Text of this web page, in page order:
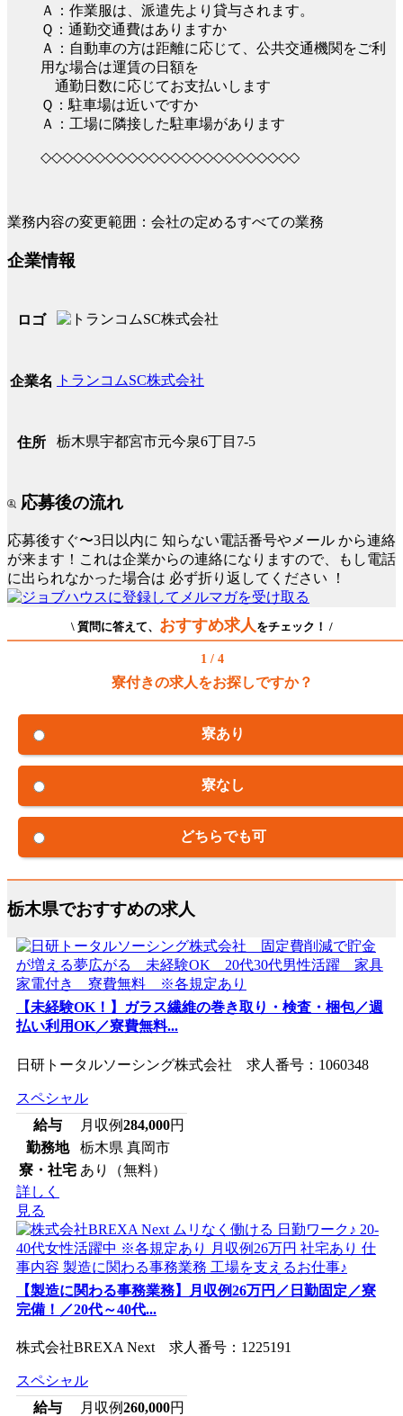
Ａ：作業服は、派遣先より貸与されます。
Ｑ：通勤交通費はありますか
Ａ：自動車の方は距離に応じて、公共交通機関をご利
用な場合は運賃の日額を
通勤日数に応じてお支払いします
Ｑ：駐車場は近いですか
Ａ：工場に隣接した駐車場があります
◇◇◇◇◇◇◇◇◇◇◇◇◇◇◇◇◇◇◇◇◇◇◇◇
業務内容の変更範囲：会社の定めるすべての業務
企業情報
ロゴ
企業名 トランコムSC株式会社
住所 栃木県宇都宮市元今泉6丁目7-5
応募後の流れ
応募後すぐ〜3日以内に 知らない電話番号やメール から連絡
が来ます！これは企業からの連絡になりますので、もし電話
に出られなかった場合は 必ず折り返してください ！
\ 質問に答えて、 おすすめ求人 をチェック！ /
1 / 4
寮付きの求人をお探しですか？
寮あり
寮なし
どちらでも可
栃木県でおすすめの求人
【未経験OK！】ガラス繊維の巻き取り・検査・梱包／週
払い利用OK／寮費無料...
日研トータルソーシング株式会社 求人番号：1060348
スペシャル
給与
月収例284,000円
勤務地
栃木県 真岡市
寮・社宅 あり（無料）
詳しく
見る
【製造に関わる事務業務】月収例26万円／日勤固定／寮
完備！／20代～40代...
株式会社BREXA Next 求人番号：1225191
スペシャル
給与
月収例260,000円